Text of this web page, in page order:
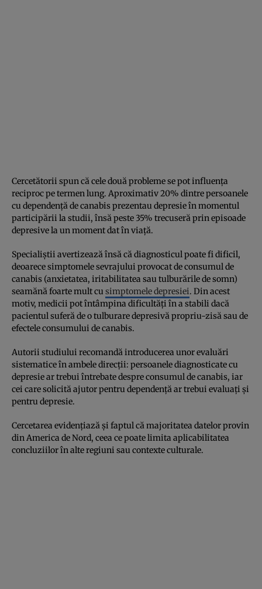
Cercetătorii spun că cele două probleme se pot influența
reciproc pe termen lung. Aproximativ 20% dintre persoanele
cu dependență de canabis prezentau depresie în momentul
participării la studii, însă peste 35% trecuseră prin episoade
depresive la un moment dat în viață.
Specialiștii avertizează însă că diagnosticul poate fi dificil,
deoarece simptomele sevrajului provocat de consumul de
canabis (anxietatea, iritabilitatea sau tulburările de somn)
seamănă foarte mult cu simptomele depresiei. Din acest
motiv, medicii pot întâmpina dificultăți în a stabili dacă
pacientul suferă de o tulburare depresivă propriu-zisă sau de
efectele consumului de canabis.
Autorii studiului recomandă introducerea unor evaluări
sistematice în ambele direcții: persoanele diagnosticate cu
depresie ar trebui întrebate despre consumul de canabis, iar
cei care solicită ajutor pentru dependență ar trebui evaluați și
pentru depresie.
Cercetarea evidențiază și faptul că majoritatea datelor provin
din America de Nord, ceea ce poate limita aplicabilitatea
concluziilor în alte regiuni sau contexte culturale.